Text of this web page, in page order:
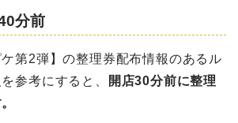
分前
ケ第2弾】の整理券配布情報のあるル
参考にすると、
開店30分前に整理